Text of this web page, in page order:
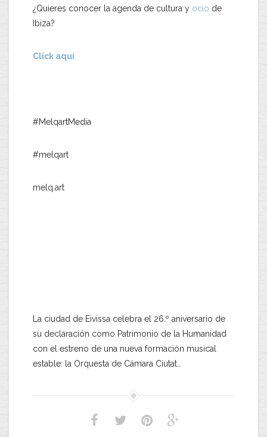
¿Quieres conocer la agenda de cultura y ocio de
Ibiza?
Click aquí
#MelqartMedia
#melqart
melq.art
La ciudad de Eivissa celebra el 26.º aniversario de
su declaración como Patrimonio de la Humanidad
con el estreno de una nueva formación musical
estable: la Orquesta de Cámara Ciutat…